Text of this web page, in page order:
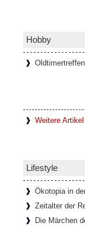
Hobby
Weitere
Lifestyle
Ökotopia in
Zeitalter der
Die Märchen